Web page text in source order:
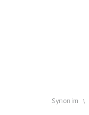
Synonim \